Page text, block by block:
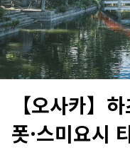
【오사카】
폿·스미요시